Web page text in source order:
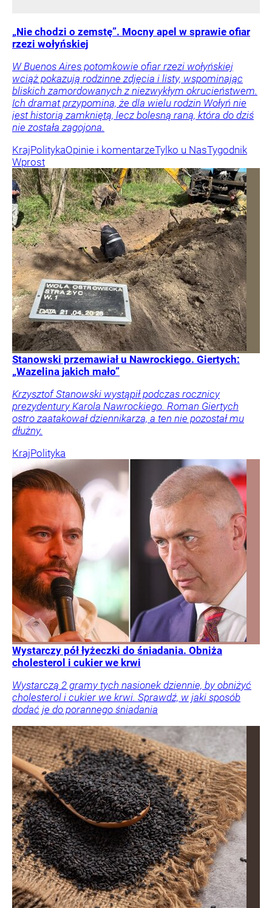
„Nie chodzi o zemstę”. Mocny apel w sprawie ofiar
rzezi wołyńskiej
W Buenos Aires potomkowie ofiar rzezi wołyńskiej
wciąż pokazują rodzinne zdjęcia i listy, wspominając
bliskich zamordowanych z niezwykłym okrucieństwem.
Ich dramat przypomina, że dla wielu rodzin Wołyń nie
jest historią zamkniętą, lecz bolesną raną, która do dziś
nie została zagojona.
KrajPolitykaOpinie i komentarzeTylko u NasTygodnik
Wprost
Stanowski przemawiał u Nawrockiego. Giertych:
„Wazelina jakich mało”
Krzysztof Stanowski wystąpił podczas rocznicy
prezydentury Karola Nawrockiego. Roman Giertych
ostro zaatakował dziennikarza, a ten nie pozostał mu
dłużny.
KrajPolityka
Wystarczy pół łyżeczki do śniadania. Obniża
cholesterol i cukier we krwi
Wystarczą 2 gramy tych nasionek dziennie, by obniżyć
cholesterol i cukier we krwi. Sprawdź, w jaki sposób
dodać je do porannego śniadania